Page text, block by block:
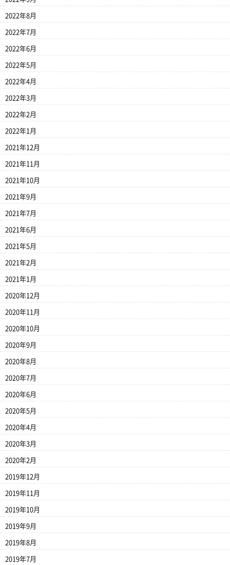
2022年8月
2022年7月
2022年6月
2022年5月
2022年4月
2022年3月
2022年2月
2022年1月
2021年12月
2021年11月
2021年10月
2021年9月
2021年7月
2021年6月
2021年5月
2021年2月
2021年1月
2020年12月
2020年11月
2020年10月
2020年9月
2020年8月
2020年7月
2020年6月
2020年5月
2020年4月
2020年3月
2020年2月
2019年12月
2019年11月
2019年10月
2019年9月
2019年8月
2019年7月